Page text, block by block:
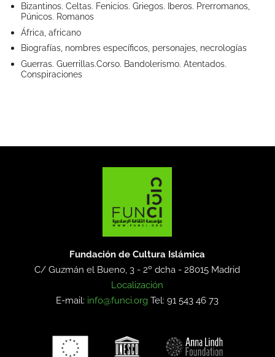
Bizantinos. Celtas. Fenicios. Griegos. Iberos. Prerromanos,
Púnicos. Romanos
África, africano
Biografías, nombres específicos, personajes, necrologías
Guerras. Guerrillas.Corso. Bandolerismo. Atentados.
Conspiraciones
Fundación de Cultura Islámica
C/ Guzmán el Bueno, 3 - 2º dcha -28015 Madrid
Localización
E-mail: info@funci.org Tel: 91 543 46 73